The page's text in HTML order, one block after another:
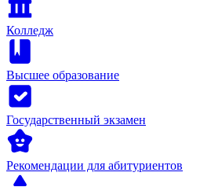
Колледж
Высшее образование
Государственный экзамен
Рекомендации для абитуриентов